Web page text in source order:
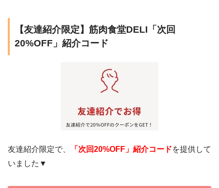
【友達紹介限定】筋肉食堂DELI「次回
20%OFF」紹介コード
友達紹介限定で、 「次回20%OFF」紹介コードを提供して
いました▼